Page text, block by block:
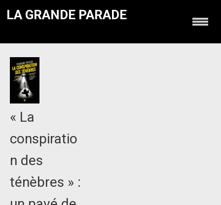
LA GRANDE PARADE
« La
conspiratio
n des
ténèbres » :